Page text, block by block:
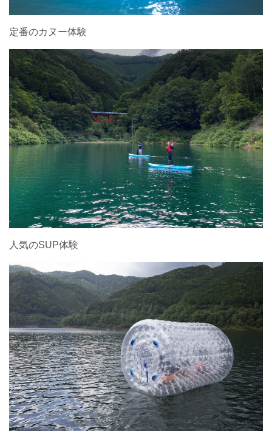
定番のカヌー体験
人気のSUP体験